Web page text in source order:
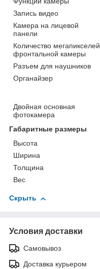
Запись видео
Камера на лицевой
панели
Количество мегапикселей
фронтальной камеры
Разъем для наушников
Органайзер
Двойная основная
фотокамера
Габаритные размеры
Высота
Ширина
Толщина
Вес
Скрыть
Условия доставки
Самовывоз
Доставка курьером